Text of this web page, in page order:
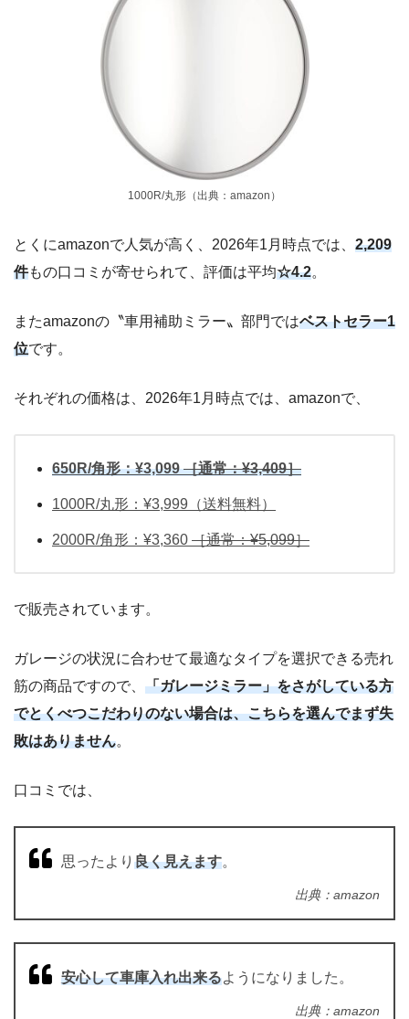
1000R/丸形（出典：amazon）
とくにamazonで人気が高く、2026年1月時点では、 2,209
件もの口コミが寄せられて、評価は平均☆4.2。
またamazonの〝車用補助ミラー〟部門ではベストセラー1
位です。
それぞれの価格は、2026年1月時点では、amazonで、
650R/角形：¥3,099［通常：¥3,409］
1000R/丸形：¥3,999 （送料無料）
2000R/角形：¥3,360 ［通常：¥5,099］
で販売されています。
ガレージの状況に合わせて最適なタイプを選択できる売れ
筋の商品ですので、 「ガレージミラー」をさがしている方
でとくべつこだわりのない場合は、こちらを選んでまず失
敗はありません。
口コミでは、
思ったより 良く見えます。
出典：amazon
安心して車庫入れ出来るようになりました。
出典：amazon